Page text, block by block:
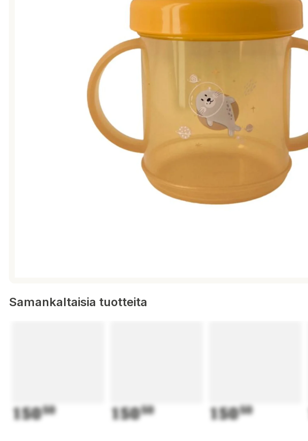
Samankaltaisia tuotteita
15050 15050 15050